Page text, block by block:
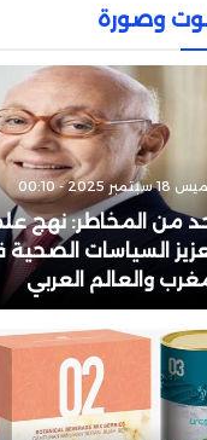
تصريحات قوية من وهبي ردا
الإقصاء أمام فرنسا
دياز يوجّه رسالة إلى مورينيو
مورينيو يحسم الجدل حول
هل اشترط رئيس “الفيفا”
مقابل تنظيم نهائي
لماذا تأجل تقديم الزاكي
الأردني؟
نيسان مصر تبدأ مبيعات
الرياضية المدمجة متعددة
وصورة
2025 - 00:10
من المخاطر: نهج
السياسات
والعالم العربي